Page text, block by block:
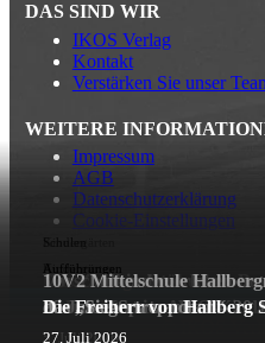
Das Zwergerlstüberl zu
Goldach
22. Juli 2026
Vorschulkinder erleben
Achensee
20. Juli 2026
Kindergärten
Sommerfest im AWO-
17. Juli 2026
Kindergärten
20 Jahre Spatzennest – 20
5. Juli 2026
10V2 Mittelschule
das „Siegertreppchen“
27. Juli 2026
Aufführungen
Die Freiherr von Hallberg
27. Juli 2026
DAS SIND WIR
IKOS Verlag
Kontakt
Verstärken Sie unser
WEITERE
Impressum
AGB
Datenschutzerklärung
Cookie-Einstellungen